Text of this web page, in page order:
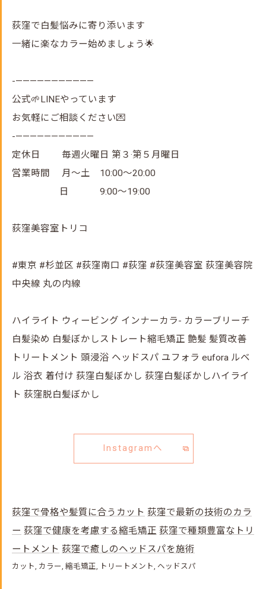
荻窪で白髪悩みに寄り添います
一緒に楽なカラー始めましょう🌟
-———————————
公式🌱LINEやっています
お気軽にご相談ください💌
-———————————
定休日 毎週火曜日 第３·第５月曜日
営業時間 月～土 10:00～20:00
日 9:00～19:00
荻窪美容室トリコ
#東京 #杉並区 #荻窪南口 #荻窪 #荻窪美容室 荻窪美容院
中央線 丸の内線
ハイライト ウィービング インナーカラ- カラーブリーチ
白髪染め 白髪ぼかしストレート縮毛矯正 艶髪 髪質改善
トリートメント 頭浸浴 ヘッドスパ ユフォラ eufora ルベ
ル 浴衣 着付け 荻窪白髪ぼかし 荻窪白髪ぼかしハイライ
ト 荻窪脱白髪ぼかし
Instagramへ
荻窪で骨格や髪質に合うカット 荻窪で最新の技術のカラ
ー 荻窪で健康を考慮する縮毛矯正 荻窪で種類豊富なトリ
ートメント 荻窪で癒しのヘッドスパを施術
カット カラー 縮毛矯正 トリートメント ヘッドスパ